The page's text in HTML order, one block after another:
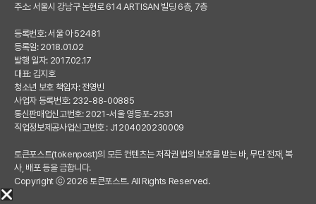
주소: 서울시 강남구 논현로 614 ARTISAN 빌딩 6층, 7층
등록번호: 서울 아 52481
등록일: 2018.01.02
발행 일자: 2017.02.17
대표: 김지호
청소년 보호 책임자: 전영빈
사업자 등록번호: 232-88-00885
통신판매업신고번호: 2021-서울 영등포-2531
직업정보제공사업신고번호 : J1204020230009
토큰포스트(tokenpost)의 모든 컨텐츠는 저작권 법의 보호를 받는 바, 무단 전재, 복
사, 배포 등을 금합니다.
Copyright ⓒ 2026 토큰포스트. All Rights Reserved.